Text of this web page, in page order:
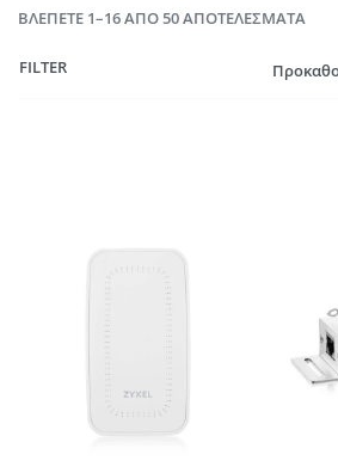
ΒΛΈΠΕΤΕ 1–16 ΑΠΌ 50 ΑΠΟΤΕΛΈΣΜΑΤΑ
FILTER